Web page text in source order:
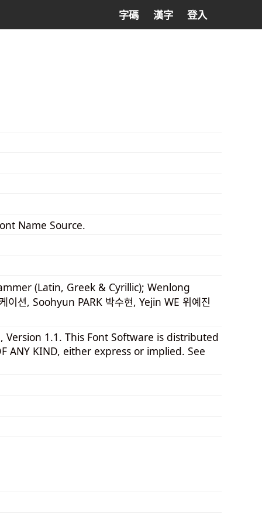
字碼 漢字 登入
Name Source.
(Latin, Greek & Cyrillic); Wenlong
션, Soohyun PARK 박수현, Yejin WE 위예진
1.1. This Font Software is distributed
ANY KIND, either express or implied. See